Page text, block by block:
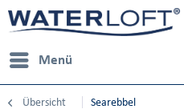
Menü
Übersicht Searebbel